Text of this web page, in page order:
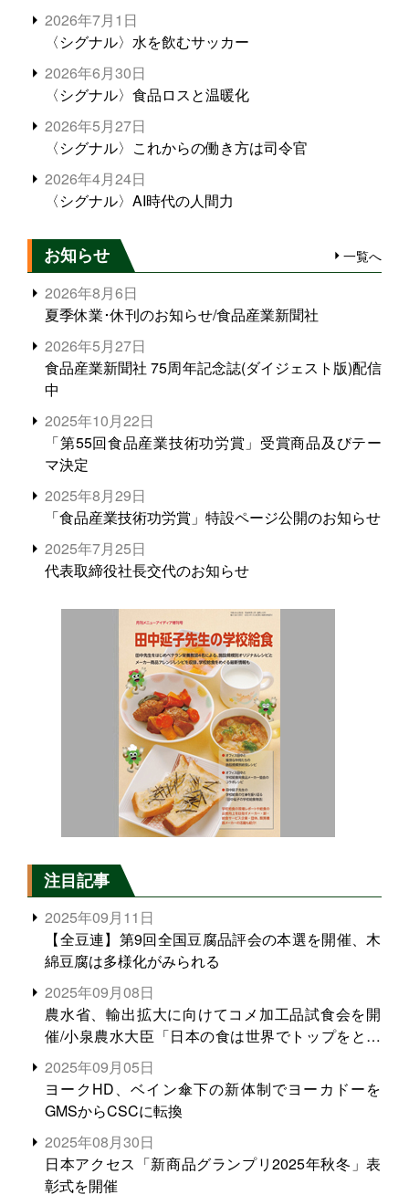
2026年7月1日
〈シグナル〉水を飲むサッカー
2026年6月30日
〈シグナル〉食品ロスと温暖化
2026年5月27日
〈シグナル〉これからの働き方は司令官
2026年4月24日
〈シグナル〉AI時代の人間力
お知らせ 一覧へ
2026年8月6日
夏季休業･休刊のお知らせ/食品産業新聞社
2026年5月27日
食品産業新聞社 75周年記念誌(ダイジェスト版)配信
中
2025年10月22日
「第55回食品産業技術功労賞」受賞商品及びテー
マ決定
2025年8月29日
「食品産業技術功労賞」特設ページ公開のお知らせ
2025年7月25日
代表取締役社長交代のお知らせ
注目記事
2025年09月11日
【全豆連】第9回全国豆腐品評会の本選を開催、木
綿豆腐は多様化がみられる
2025年09月08日
農水省、輸出拡大に向けてコメ加工品試食会を開
催/小泉農水大臣「日本の食は世界でトップをとれ
る。米増産に向けて、米輸出需要の拡大を」
2025年09月05日
ヨークHD、ベイン傘下の新体制でヨーカドーを
GMSからCSCに転換
2025年08月30日
日本アクセス「新商品グランプリ2025年秋冬」表
彰式を開催